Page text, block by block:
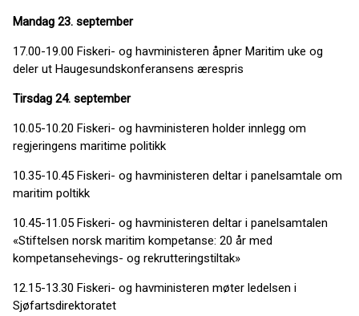
Mandag 23. september
17.00-19.00 Fiskeri- og havministeren åpner Maritim uke og
deler ut Haugesundskonferansens ærespris
Tirsdag 24. september
10.05-10.20 Fiskeri- og havministeren holder innlegg om
regjeringens maritime politikk
10.35-10.45 Fiskeri- og havministeren deltar i panelsamtale om
maritim poltikk
10.45-11.05 Fiskeri- og havministeren deltar i panelsamtalen
«Stiftelsen norsk maritim kompetanse: 20 år med
kompetansehevings- og rekrutteringstiltak»
12.15-13.30 Fiskeri- og havministeren møter ledelsen i
Sjøfartsdirektoratet